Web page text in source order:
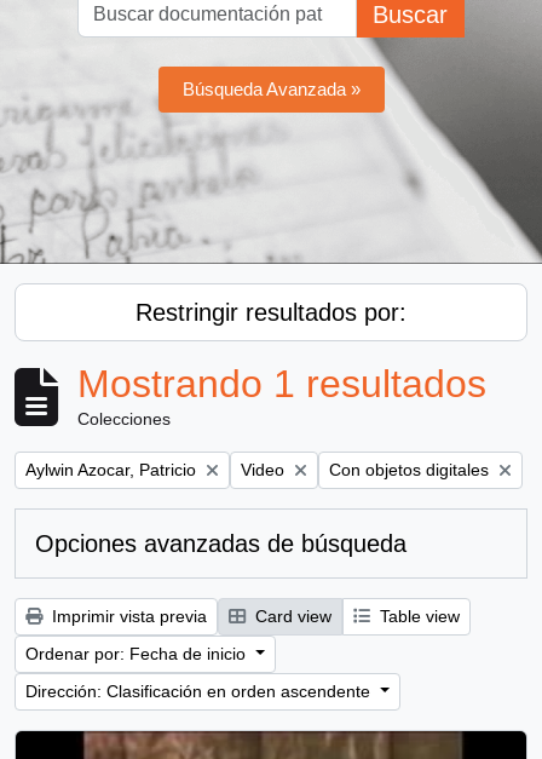
Buscar
Búsqueda Avanzada »
Restringir resultados por:
Mostrando 1 resultados
Colecciones
Remove filter:
Aylwin Azocar, Patricio Remove filter:
Video Remove filter:
Con objetos digitales
Opciones avanzadas de búsqueda
Imprimir vista previa Card view
Table view
Ordenar por: Fecha de inicio
Dirección: Clasificación en orden ascendente